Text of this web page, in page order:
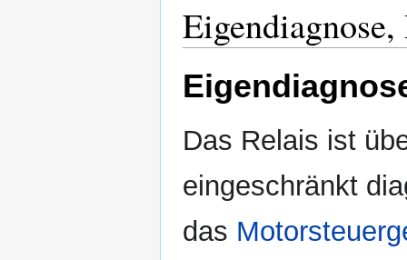
Das Relais ist
eingeschränkt
das